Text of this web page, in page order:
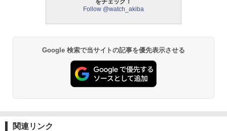
Follow @watch_akiba
Google 検索で当サイトの記事を優先表示させる
関連リンク